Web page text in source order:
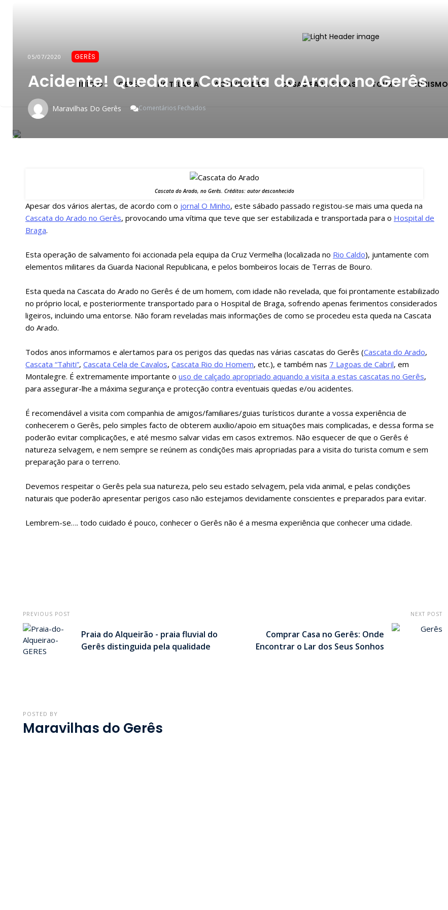
INÍCIO GERÊS HOTELARIA ACTIVIDADES CASAS PARA FÉRIAS TOURS TURISMO
05/07/2020 GERÊS
Acidente! Queda na Cascata do Arado no Gerês
Maravilhas Do Gerês Comentários Fechados
Acidente!
Gerês
Cascata do Arado, no Gerês. Créditos: autor desconhecido
Apesar dos vários alertas, de acordo com o jornal O Minho, este sábado passado registou-se mais uma queda na
Cascata do Arado no Gerês, provocando uma vítima que teve que ser estabilizada e transportada para o Hospital de
Braga.
Esta operação de salvamento foi accionada pela equipa da Cruz Vermelha (localizada no Rio Caldo), juntamente com
elementos militares da Guarda Nacional Republicana, e pelos bombeiros locais de Terras de Bouro.
Esta queda na Cascata do Arado no Gerês é de um homem, com idade não revelada, que foi prontamente estabilizado
no próprio local, e posteriormente transportado para o Hospital de Braga, sofrendo apenas ferimentos considerados
ligeiros, incluindo uma entorse. Não foram reveladas mais informações de como se procedeu esta queda na Cascata
do Arado.
Todos anos informamos e alertamos para os perigos das quedas nas várias cascatas do Gerês (Cascata do Arado,
Cascata “Tahiti”, Cascata Cela de Cavalos, Cascata Rio do Homem, etc.), e também nas 7 Lagoas de Cabril, em
Montalegre. É extremamente importante o uso de calçado apropriado aquando a visita a estas cascatas no Gerês,
para assegurar-lhe a máxima segurança e protecção contra eventuais quedas e/ou acidentes.
É recomendável a visita com companhia de amigos/familiares/guias turísticos durante a vossa experiência de
conhecerem o Gerês, pelo simples facto de obterem auxílio/apoio em situações mais complicadas, e dessa forma se
poderão evitar complicações, e até mesmo salvar vidas em casos extremos. Não esquecer de que o Gerês é
natureza selvagem, e nem sempre se reúnem as condições mais apropriadas para a visita do turista comum e sem
preparação para o terreno.
Devemos respeitar o Gerês pela sua natureza, pelo seu estado selvagem, pela vida animal, e pelas condições
naturais que poderão apresentar perigos caso não estejamos devidamente conscientes e preparados para evitar.
Lembrem-se…. todo cuidado é pouco, conhecer o Gerês não é a mesma experiência que conhecer uma cidade.
PREVIOUS POST
Praia do Alqueirão - praia fluvial do
Gerês distinguida pela qualidade
NEXT POST
Comprar Casa no Gerês: Onde
Encontrar o Lar dos Seus Sonhos
POSTED BY
Maravilhas do Gerês